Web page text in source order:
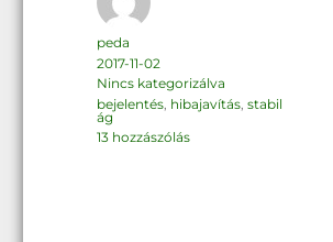
Szerző
peda
Közzétéve
2017-11-02
Kategória
Nincs kategorizálva
Címke
bejelentés hibajavítás ,stabil
ág
13 hozzászólásMegjelent